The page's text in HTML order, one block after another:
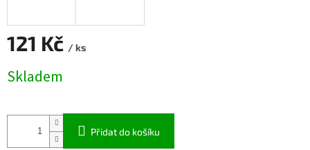
121 Kč / ks
cena:
Skladem
Přidat do košíku